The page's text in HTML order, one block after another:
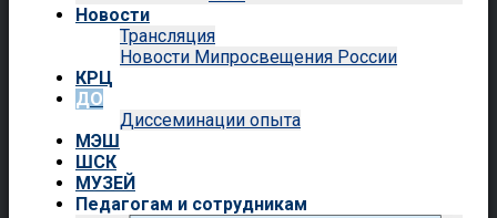
Новости
Трансляция
Новости Мипросвещения России
КРЦ
ДО
Диссеминации опыта
МЭШ
ШСК
МУЗЕЙ
Педагогам и сотрудникам